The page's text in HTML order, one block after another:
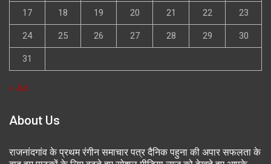
17 18 19 20 21 22 23
24 25 26 27 28 29 30
31
« Jul
About Us
राजनांदगांव के प्रथम रंगीन समाचार पत्र दैनिक पहुना की अपार सफलता के